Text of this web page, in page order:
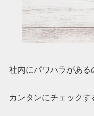
社内にパワハラがあ
カンタンにチェックす